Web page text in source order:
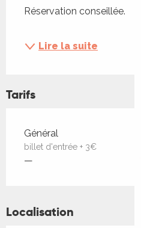
Réservation conseillée.
Lire la suite
Tarifs
Tarifs 2026
Général
billet d'entrée + 3€
—
Localisation